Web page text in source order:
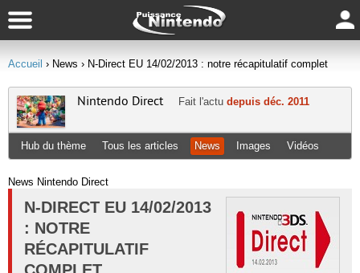
Accueil › News › N-Direct EU 14/02/2013 : notre récapitulatif complet
Nintendo Direct Fait l'actu depuis déc. 2011
Hub du thème Tous les articles News Images Vidéos
News Nintendo Direct
N-DIRECT EU 14/02/2013
: NOTRE
RÉCAPITULATIF